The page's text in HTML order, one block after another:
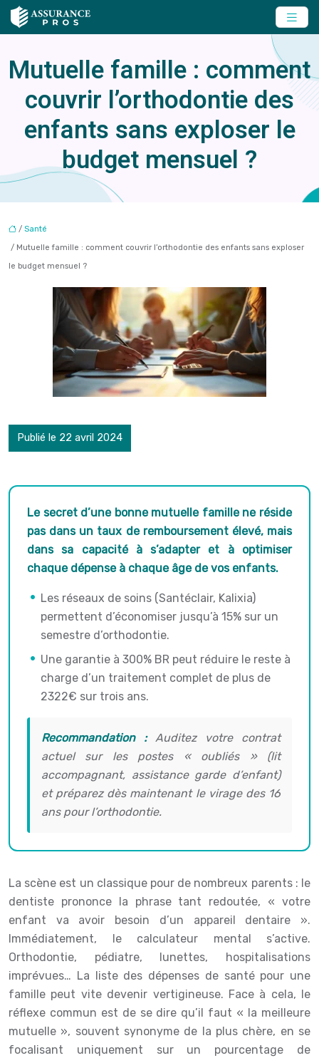
Mutuelle famille : comment
couvrir l’orthodontie des
enfants sans exploser le
budget mensuel ?
/ Santé
/ Mutuelle famille : comment couvrir l’orthodontie des enfants sans exploser
le budget mensuel ?
Publié le 22 avril 2024
Le secret d’une bonne mutuelle famille ne réside
pas dans un taux de remboursement élevé, mais
dans sa capacité à s’adapter et à optimiser
chaque dépense à chaque âge de vos enfants.
Les réseaux de soins (Santéclair, Kalixia)
permettent d’économiser jusqu’à 15% sur un
semestre d’orthodontie.
Une garantie à 300% BR peut réduire le reste à
charge d’un traitement complet de plus de
2322€ sur trois ans.
Recommandation :Auditez votre contrat
actuel sur les postes « oubliés » (lit
accompagnant, assistance garde d’enfant)
et préparez dès maintenant le virage des 16
ans pour l’orthodontie.
La scène est un classique pour de nombreux parents : le
dentiste prononce la phrase tant redoutée, « votre
enfant va avoir besoin d’un appareil dentaire ».
Immédiatement, le calculateur mental s’active.
Orthodontie, pédiatre, lunettes, hospitalisations
imprévues… La liste des dépenses de santé pour une
famille peut vite devenir vertigineuse. Face à cela, le
réflexe commun est de se dire qu’il faut « la meilleure
mutuelle », souvent synonyme de la plus chère, en se
focalisant uniquement sur un pourcentage de